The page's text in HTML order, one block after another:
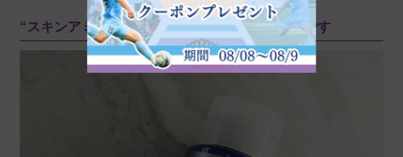
“スキンアミュレ”シリーズとの併用がおすすめです